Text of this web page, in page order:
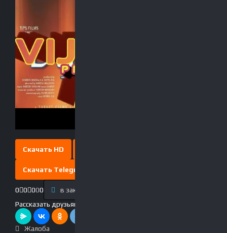
Скачать HD
Скачать Telegram
0 0 000 в закладки
Рассказать друзьям!
Жалоба